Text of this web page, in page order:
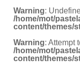
Warning:
/home/mot/
content/themes/
Warning: Attempt
/home/mot/
content/themes/